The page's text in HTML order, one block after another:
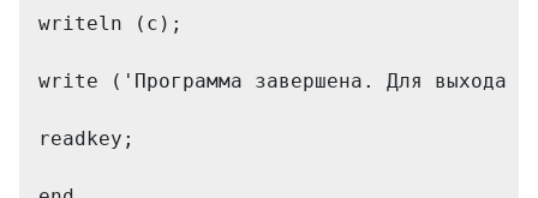
writeln (c);
write ('Программа завершена. Для выхода
readkey;